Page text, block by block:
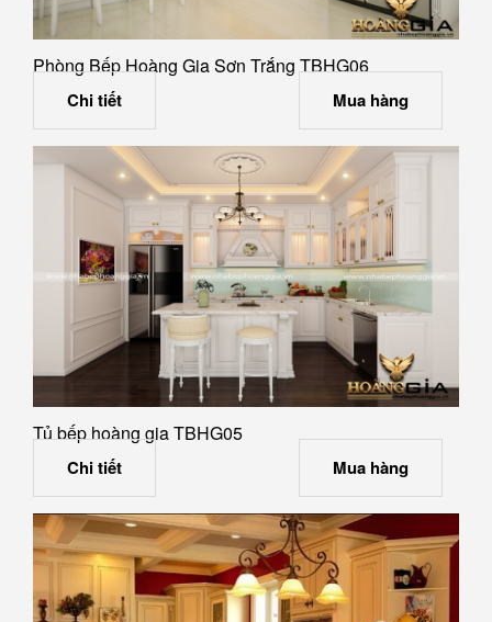
Phòng Bếp Hoàng Gia Sơn Trắng TBHG06
Chi tiết Mua hàng
Tủ bếp hoàng gia TBHG05
Chi tiết Mua hàng